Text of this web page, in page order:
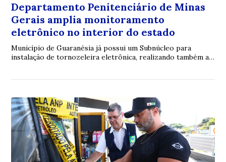
Departamento Penitenciário de Minas
Gerais amplia monitoramento
eletrônico no interior do estado
Município de Guaranésia já possui um Subnúcleo para
instalação de tornozeleira eletrônica, realizando também a